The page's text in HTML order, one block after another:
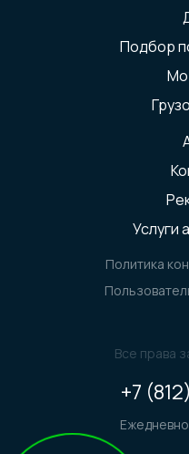
Подбор
Услуги
Политика
Все права
+7